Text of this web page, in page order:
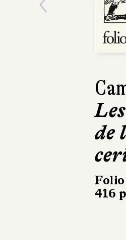
de
Folio
416
Previous